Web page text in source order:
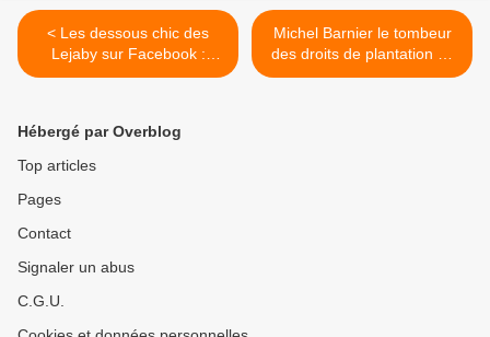
< Les dessous chic des
Lejaby sur Facebook :
Soutenez-les avec 10 euros
souscription
Michel Barnier le tombeur
des droits de plantation se
la joue régulateur dans une
Hébergé par Overblog
Top articles
Pages
Contact
Signaler un abus
C.G.U.